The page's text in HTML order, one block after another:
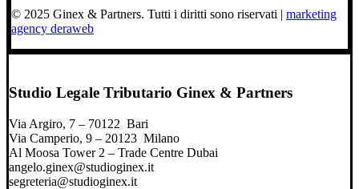
© 2025 Ginex & Partners. Tutti i diritti sono riservati | marketing
agency deraweb
Studio Legale Tributario Ginex & Partners
Via Argiro, 7 – 70122 Bari
Via Camperio, 9 – 20123 Milano
Al Moosa Tower 2 – Trade Centre Dubai
angelo.ginex@studioginex.it
segreteria@studioginex.it